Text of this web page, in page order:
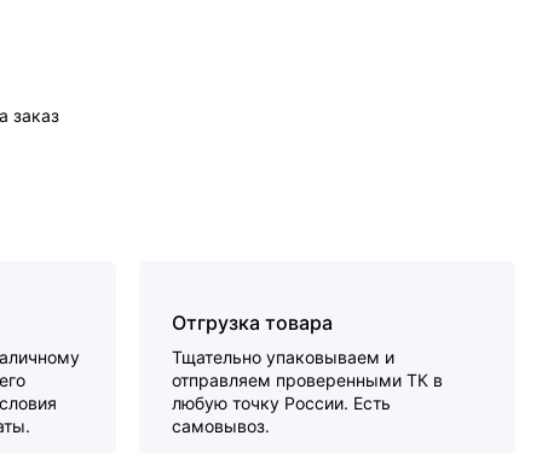
заказ
Отгрузка товара
Тщательно упаковываем и
отправляем проверенными ТК в
любую точку России. Есть
самовывоз.